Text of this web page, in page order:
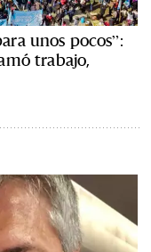
unos pocos”:
trabajo,